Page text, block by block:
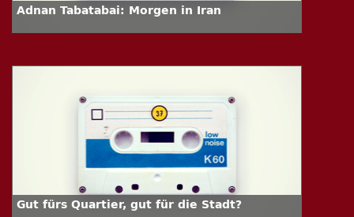
Adnan Tabatabai: Morgen in Iran
Gut fürs Quartier, gut für die Stadt?